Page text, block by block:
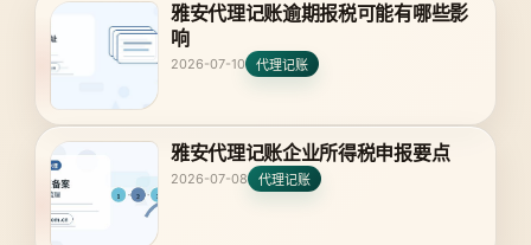
雅安代理记账逾期报税可能有哪些影
响
2026-07-10 代理记账
雅安代理记账企业所得税申报要点
2026-07-08 代理记账